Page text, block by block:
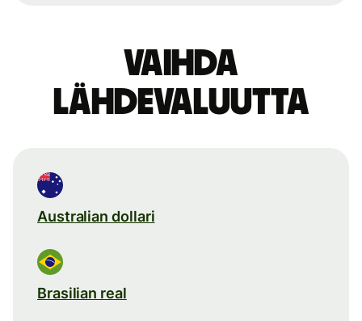
Vaihda
lähdevaluutta
Australian dollari
Brasilian real